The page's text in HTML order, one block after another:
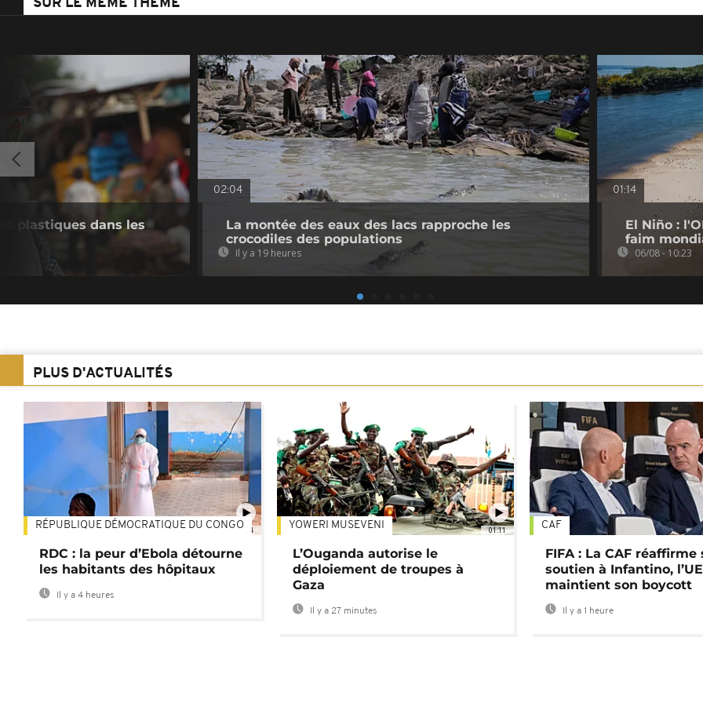
SUR LE MÊME THÈME
plastiques dans les
02:04
La montée des eaux des lacs rapproche les
crocodiles des populations
Il y a 19 heures
01:14
El Niño :
faim
06/08 - 10:23
PLUS D'ACTUALITÉS
01:34
RÉPUBLIQUE DÉMOCRATIQUE DU CONGO
RDC : la peur d’Ebola détourne
les habitants des hôpitaux
Il y a 4 heures
01:11
YOWERI MUSEVENI
L’Ouganda autorise le
déploiement de troupes à
Gaza
Il y a 27 minutes
CAF
FIFA : La CAF réaffirme
soutien à Infantino,
maintient son boycott
Il y a 1 heure